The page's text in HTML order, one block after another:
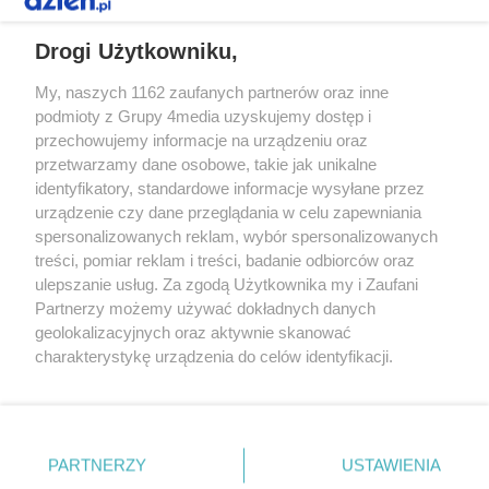
Redakcja Reklama Prywatność
Praca Łódź
the:protocol
Facebook.com
Youtube.com
Drogi Użytkowniku,
My, naszych 1162 zaufanych partnerów oraz inne
podmioty z Grupy 4media uzyskujemy dostęp i
przechowujemy informacje na urządzeniu oraz
przetwarzamy dane osobowe, takie jak unikalne
identyfikatory, standardowe informacje wysyłane przez
urządzenie czy dane przeglądania w celu zapewniania
spersonalizowanych reklam, wybór spersonalizowanych
treści, pomiar reklam i treści, badanie odbiorców oraz
ulepszanie usług. Za zgodą Użytkownika my i Zaufani
Partnerzy możemy używać dokładnych danych
geolokalizacyjnych oraz aktywnie skanować
charakterystykę urządzenia do celów identyfikacji.
zmienić/wycofać klikając przycisk ustawień prywatności
znajdujący się w lewym dolnym rogu strony
. Niektóre
PARTNERZY USTAWIENIA